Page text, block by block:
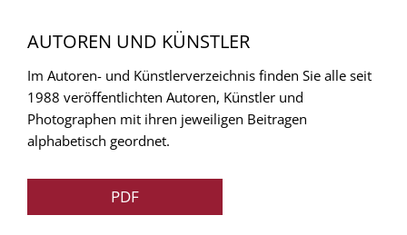
AUTOREN UND KÜNSTLER
Im Autoren- und Künstlerverzeichnis finden Sie alle seit
1988 veröffentlichten Autoren, Künstler und
Photographen mit ihren jeweiligen Beitragen
alphabetisch geordnet.
PDF